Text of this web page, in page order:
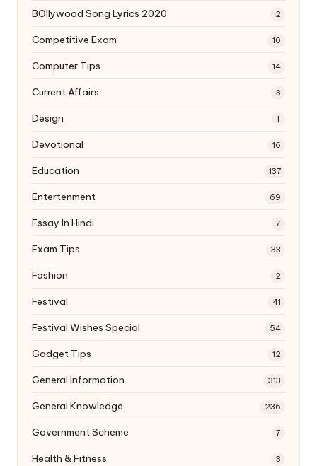
BOllywood Song Lyrics 2020 2
Competitive Exam 10
Computer Tips 14
Current Affairs 3
Design 1
Devotional 16
Education 137
Entertenment 69
Essay In Hindi 7
Exam Tips 33
Fashion 2
Festival 41
Festival Wishes Special 54
Gadget Tips 12
General Information 313
General Knowledge 236
Government Scheme 7
Health & Fitness 3